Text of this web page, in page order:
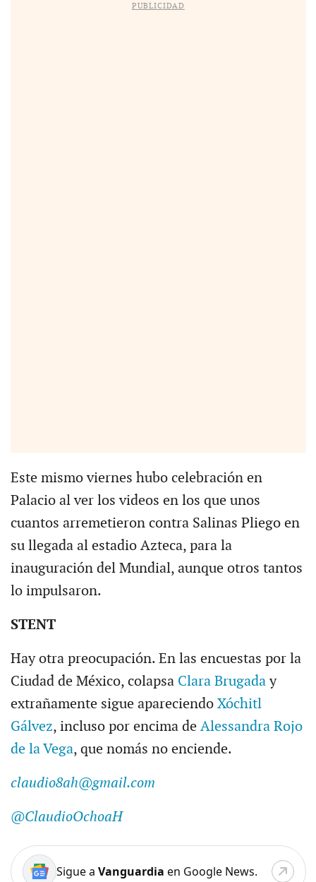
PUBLICIDAD
Este mismo viernes hubo celebración en
Palacio al ver los videos en los que unos
cuantos arremetieron contra Salinas Pliego en
su llegada al estadio Azteca, para la
inauguración del Mundial, aunque otros tantos
lo impulsaron.
STENT
Hay otra preocupación. En las encuestas por la
Ciudad de México, colapsa Clara Brugaday
extrañamente sigue apareciendo Xóchitl
Gálvez, incluso por encima de Alessandra Rojo
de la Vega, que nomás no enciende.
claudio8ah@gmail.com
@ClaudioOchoaH
Sigue a Vanguardia en Google News.